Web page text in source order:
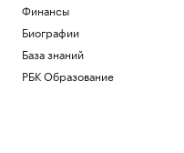
Финансы
Биографии
База знаний
РБК Образование